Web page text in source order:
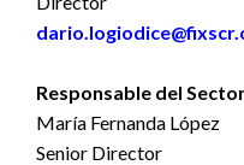
Responsable del
María Fernanda López
Senior Director